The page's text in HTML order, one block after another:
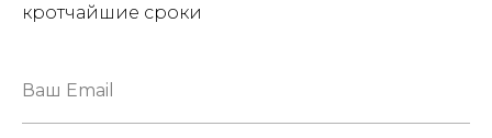
кротчайшие сроки